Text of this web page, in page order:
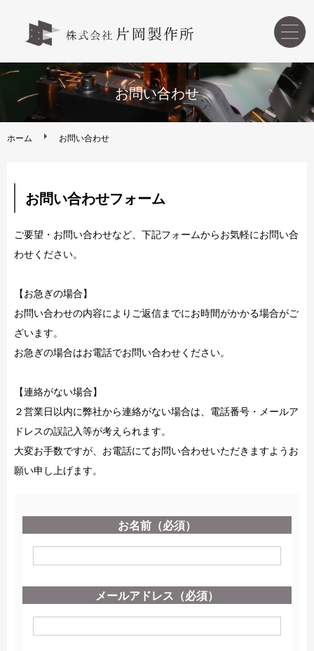
ホーム
こだわりの溶接
会社案内
お問い合わせ
ホーム お問い合わせ
お問い合わせフォーム
ご要望・お問い合わせなど、下記フォームからお気軽にお問い合
わせください。
【お急ぎの場合】
お問い合わせの内容によりご返信までにお時間がかかる場合がご
ざいます。
お急ぎの場合はお電話でお問い合わせください。
【連絡がない場合】
２営業日以内に弊社から連絡がない場合は、電話番号・メールア
ドレスの誤記入等が考えられます。
大変お手数ですが、お電話にてお問い合わせいただきますようお
願い申し上げます。
お名前（必須）
メールアドレス（必須）